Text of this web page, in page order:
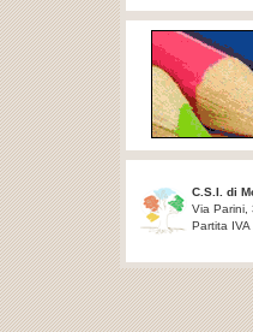
C.S.I. di
Via Parini,
Partita